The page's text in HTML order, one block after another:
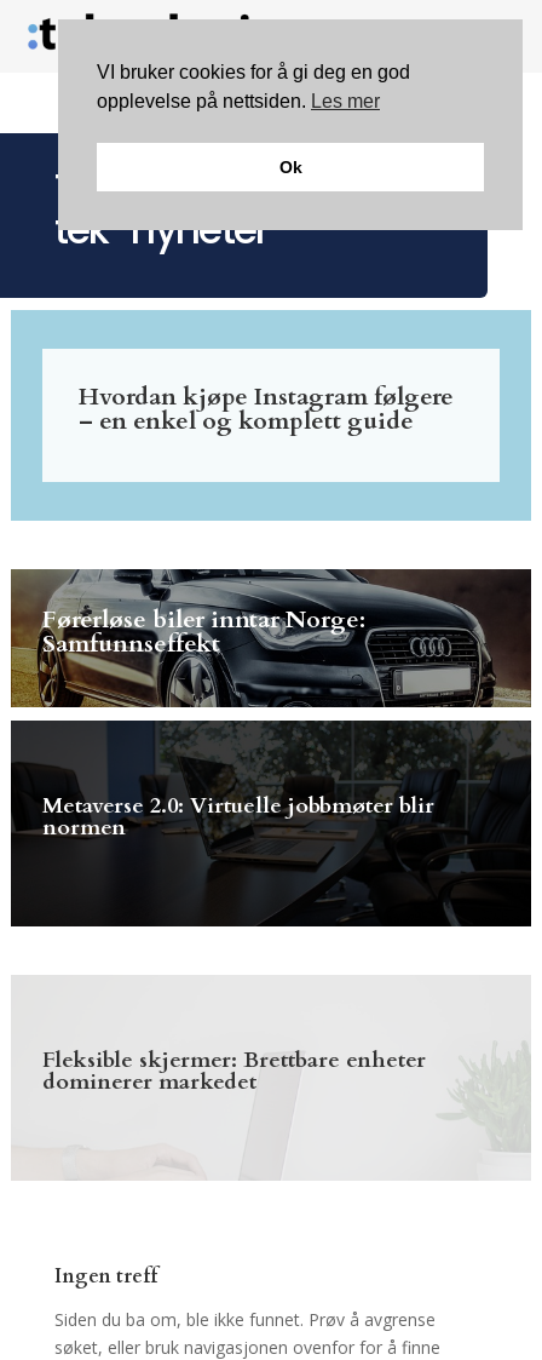
Teknologia | gateway til
tek-nyheter
Hvordan kjøpe Instagram følgere
– en enkel og komplett guide
Førerløse biler inntar Norge:
Samfunnseffekt
Metaverse 2.0: Virtuelle jobbmøter blir
normen
Fleksible skjermer: Brettbare enheter
dominerer markedet
Ingen treff
Siden du ba om, ble ikke funnet. Prøv å avgrense
søket, eller bruk navigasjonen ovenfor for å finne
VI bruker cookies for å gi deg en god
opplevelse på nettsiden. Les mer
Ok